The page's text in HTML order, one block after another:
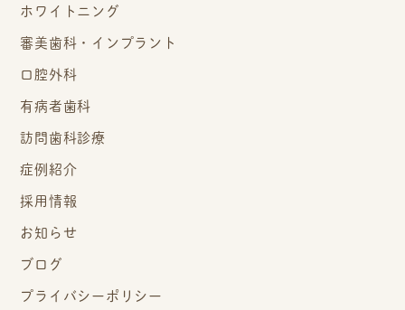
ホワイトニング
審美歯科・インプラント
口腔外科
有病者歯科
訪問歯科診療
症例紹介
採用情報
お知らせ
ブログ
プライバシーポリシー